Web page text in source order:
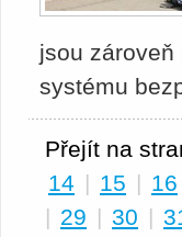
jsou
systému
Přejít na
14 | 15 | 16
| 29 | 30 |